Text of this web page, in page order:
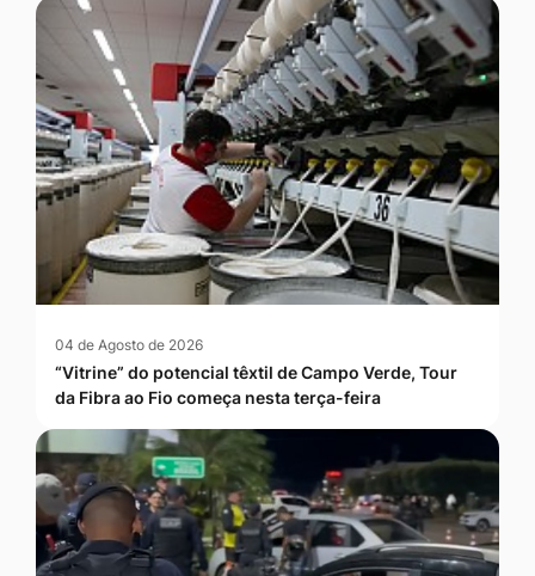
04 de Agosto de 2026
“Vitrine” do potencial têxtil de Campo Verde, Tour
da Fibra ao Fio começa nesta terça-feira